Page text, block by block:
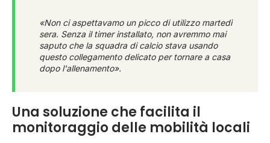
«Non ci aspettavamo un picco di utilizzo martedì
sera. Senza il timer installato, non avremmo mai
saputo che la squadra di calcio stava usando
questo collegamento delicato per tornare a casa
dopo l'allenamento».
Una soluzione che facilita il
monitoraggio delle mobilità locali